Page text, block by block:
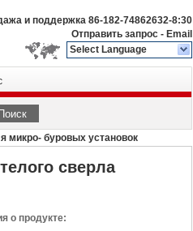
и поддержка 86-182-74862632-8:30
Отправить запрос - Email
Select Language
микро- буровых установок
сверла
о продукте: